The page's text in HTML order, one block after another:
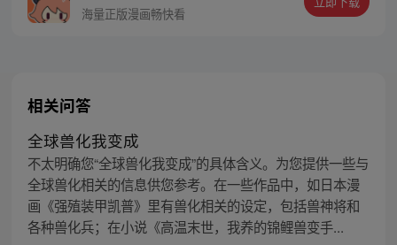
海量正版漫画畅快看
相关问答
全球兽化我变成
不太明确您“全球兽化我变成”的具体含义。为您提供一些与
全球兽化相关的信息供您参考。在一些作品中，如日本漫
画《强殖装甲凯普》里有兽化相关的设定，包括兽神将和
各种兽化兵；在小说《高温末世，我养的锦鲤兽变手...